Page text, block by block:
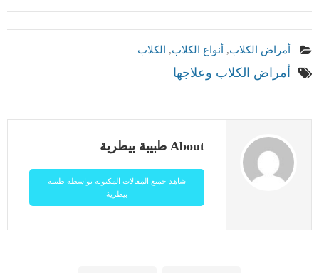
أمراض الكلاب, أنواع الكلاب, الكلاب
أمراض الكلاب وعلاجها
About طبيبة بيطرية
شاهد جميع المقالات المكتوبة بواسطة طبيبة
بيطرية